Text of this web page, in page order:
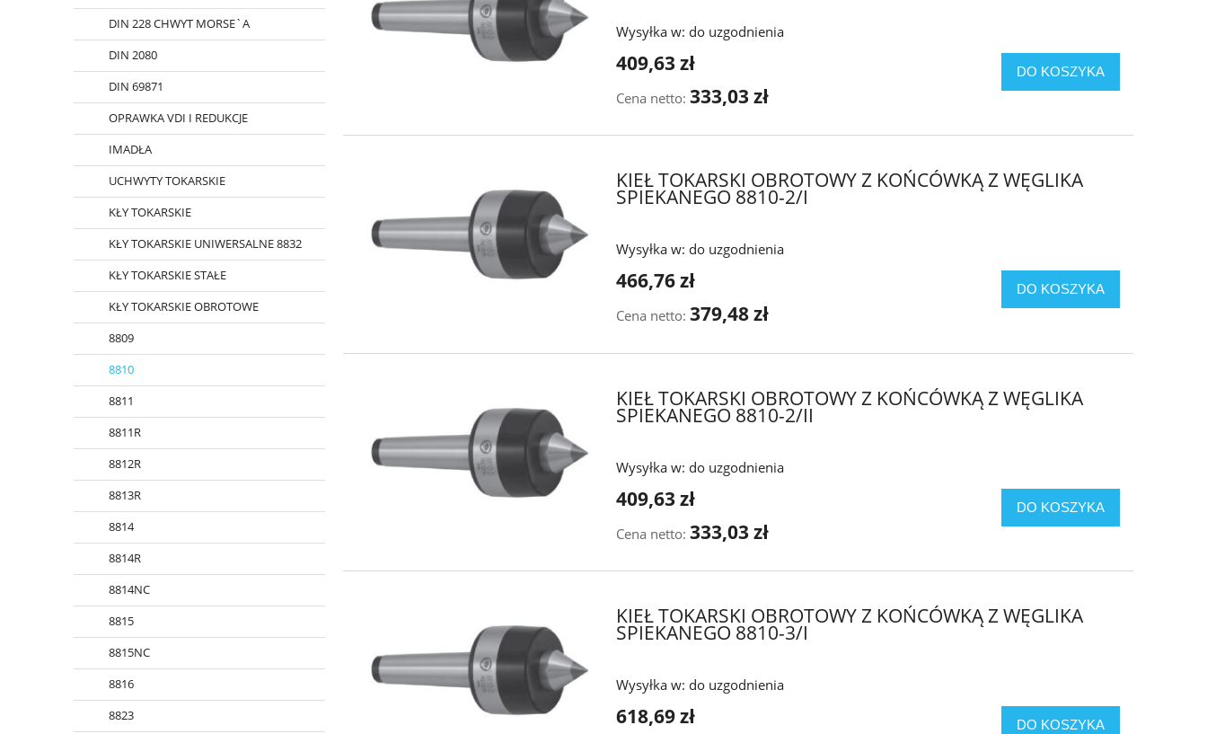
DIN 228 CHWYT MORSE`A
DIN 2080
DIN 69871
OPRAWKA VDI I REDUKCJE
IMADŁA
UCHWYTY TOKARSKIE
KŁY TOKARSKIE
KŁY TOKARSKIE UNIWERSALNE 8832
KŁY TOKARSKIE STAŁE
KŁY TOKARSKIE OBROTOWE
8809
8810
8811
8811R
8812R
8813R
8814
8814R
8814NC
8815
8815NC
8816
8823
Wysyłka w: do uzgodnienia
409,63 zł
Cena netto:333,03 zł
DO KOSZYKA
KIEŁ TOKARSKI OBROTOWY Z KOŃCÓWKĄ Z WĘGLIKA
SPIEKANEGO 8810-2/I
Wysyłka w: do uzgodnienia
466,76 zł
Cena netto:379,48 zł
DO KOSZYKA
KIEŁ TOKARSKI OBROTOWY Z KOŃCÓWKĄ Z WĘGLIKA
SPIEKANEGO 8810-2/II
Wysyłka w: do uzgodnienia
409,63 zł
Cena netto:333,03 zł
DO KOSZYKA
KIEŁ TOKARSKI OBROTOWY Z KOŃCÓWKĄ Z WĘGLIKA
SPIEKANEGO 8810-3/I
Wysyłka w: do uzgodnienia
618,69 zł DO KOSZYKA